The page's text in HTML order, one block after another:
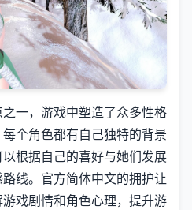
一，游戏中塑造了众多性格
个角色都有自己独特的背景
根据自己的喜好与她们发展
线。官方简体中文的拥护让
戏剧情和角色心理，提升游